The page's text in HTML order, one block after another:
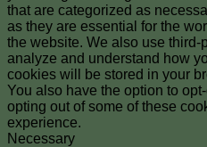
that are categorized as
as they are essential for the
the website. We also use third-
analyze and understand how
cookies will be stored in your
You also have the option to
opting out of some of these
experience.
Necessary